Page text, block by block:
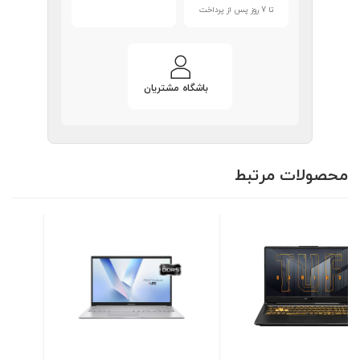
تا 7 روز پس از پرداخت
باشگاه مشتریان
محصولات مرتبط